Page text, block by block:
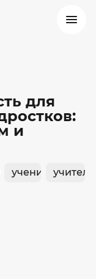
для
и
ученик учитель